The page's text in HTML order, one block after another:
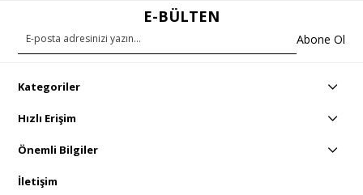
E-BÜLTEN
Abone Ol
Kategoriler
Hızlı Erişim
Önemli Bilgiler
İletişim